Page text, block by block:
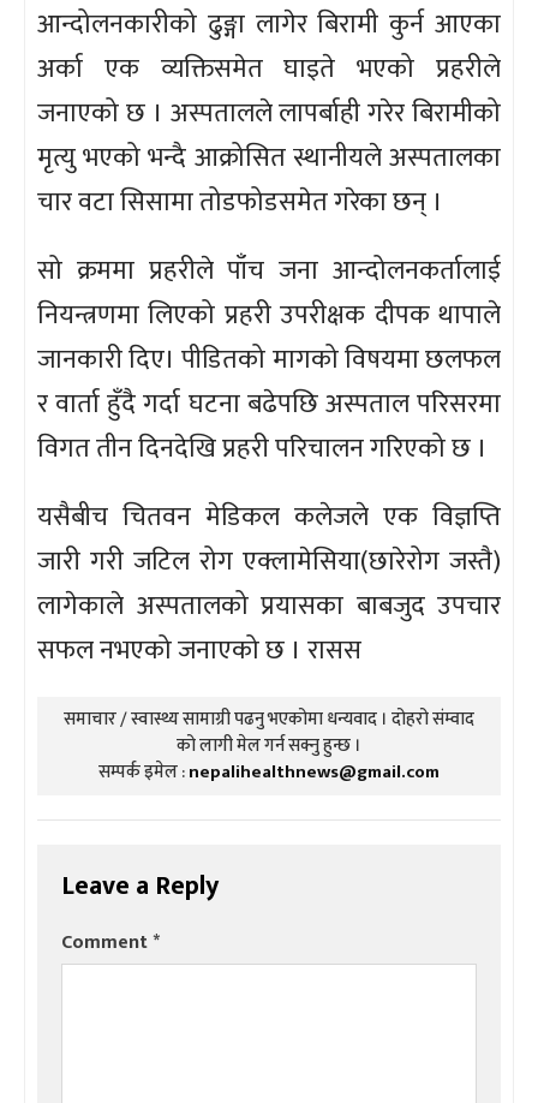
आन्दोलनकारीको ढुङ्गा लागेर बिरामी कुर्न आएका
अर्का एक व्यक्तिसमेत घाइते भएको प्रहरीले
जनाएको छ । अस्पतालले लापर्बाही गरेर बिरामीको
मृत्यु भएको भन्दै आक्रोसित स्थानीयले अस्पतालका
चार वटा सिसामा तोडफोडसमेत गरेका छन् ।
सो क्रममा प्रहरीले पाँच जना आन्दोलनकर्तालाई
नियन्त्रणमा लिएको प्रहरी उपरीक्षक दीपक थापाले
जानकारी दिए। पीडितको मागको विषयमा छलफल
र वार्ता हुँदै गर्दा घटना बढेपछि अस्पताल परिसरमा
विगत तीन दिनदेखि प्रहरी परिचालन गरिएको छ ।
यसैबीच चितवन मेडिकल कलेजले एक विज्ञप्ति
जारी गरी जटिल रोग एक्लामेसिया(छारेरोग जस्तै)
लागेकाले अस्पतालको प्रयासका बाबजुद उपचार
सफल नभएको जनाएको छ । रासस
समाचार / स्वास्थ्य सामाग्री पढनु भएकोमा धन्यवाद । दोहरो संम्वाद
को लागी मेल गर्न सक्नु हुन्छ ।
सम्पर्क इमेल :nepalihealthnews@gmail.com
Leave a Reply
Comment*